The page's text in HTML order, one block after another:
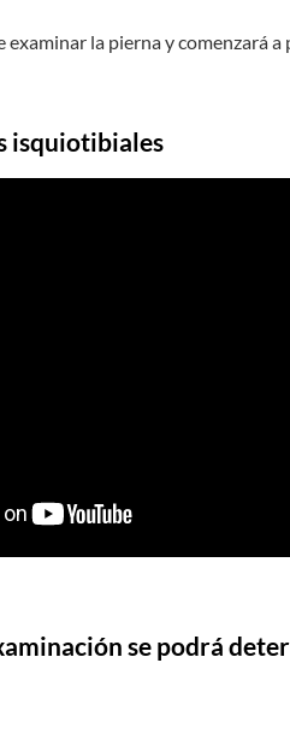
examinar la pierna y comenzará
isquiotibiales
se podrá